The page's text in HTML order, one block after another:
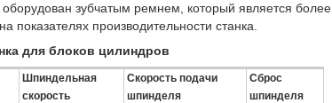
зубчатым ремнем, который является более
показателях производительности станка.
для блоков цилиндров
Шпиндельная
скорость
Скорость подачи
шпинделя
Сброс
шпинделя